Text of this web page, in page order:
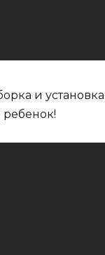
и